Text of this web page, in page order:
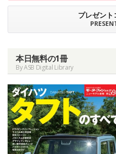
プレゼント
本日無料の1冊
By ASB Digital Library